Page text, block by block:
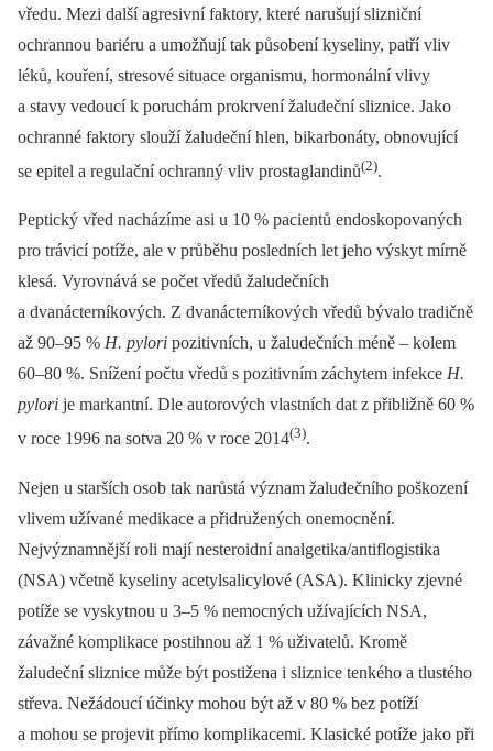
vředu. Mezi další agresivní faktory, které narušují slizniční
ochrannou bariéru a umožňují tak působení kyseliny, patří vliv
léků, kouření, stresové situace organismu, hormonální vlivy
a stavy vedoucí k poruchám prokrvení žaludeční sliznice. Jako
ochranné faktory slouží žaludeční hlen, bikarbonáty, obnovující
se epitel a regulační ochranný vliv prostaglandinů(2).
Peptický vřed nacházíme asi u 10 % pacientů endoskopovaných
pro trávicí potíže, ale v průběhu posledních let jeho výskyt mírně
klesá. Vyrovnává se počet vředů žaludečních
a dvanácterníkových. Z dvanácterníkových vředů bývalo tradičně
až 90–95 % H. pylori pozitivních, u žaludečních méně –⁠ kolem
60–80 %. Snížení počtu vředů s pozitivním záchytem infekce H.
pylori je markantní. Dle autorových vlastních dat z přibližně 60 %
v roce 1996 na sotva 20 % v roce 2014(3).
Nejen u starších osob tak narůstá význam žaludečního poškození
vlivem užívané medikace a přidružených onemocnění.
Nejvýznamnější roli mají nesteroidní analgetika/antiflogistika
(NSA) včetně kyseliny acetylsalicylové (ASA). Klinicky zjevné
potíže se vyskytnou u 3–5 % nemocných užívajících NSA,
závažné komplikace postihnou až 1 % uživatelů. Kromě
žaludeční sliznice může být postižena i sliznice tenkého a tlustého
střeva. Nežádoucí účinky mohou být až v 80 % bez potíží
a mohou se projevit přímo komplikacemi. Klasické potíže jako při